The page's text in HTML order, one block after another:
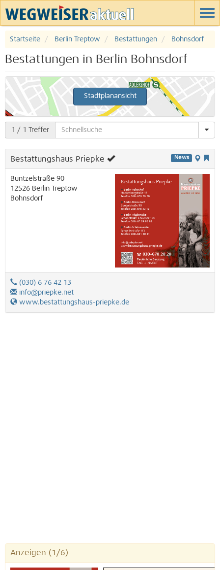
Startseite Berlin Treptow Bestattungen Bohnsdorf
Bestattungen in Berlin Bohnsdorf
Stadtplanansicht
1 / 1 Treffer
News
Bestattungshaus Priepke
Buntzelstraße 90
12526 Berlin Treptow
Bohnsdorf
(030) 6 76 42 13
info@priepke.net
www.bestattungshaus-priepke.de
Anzeigen (1/6)